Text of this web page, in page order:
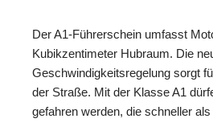
Der A1-Führerschein umfasst
Kubikzentimeter Hubraum. Die
Geschwindigkeitsregelung sorgt
der Straße. Mit der Klasse A1
gefahren werden, die schneller